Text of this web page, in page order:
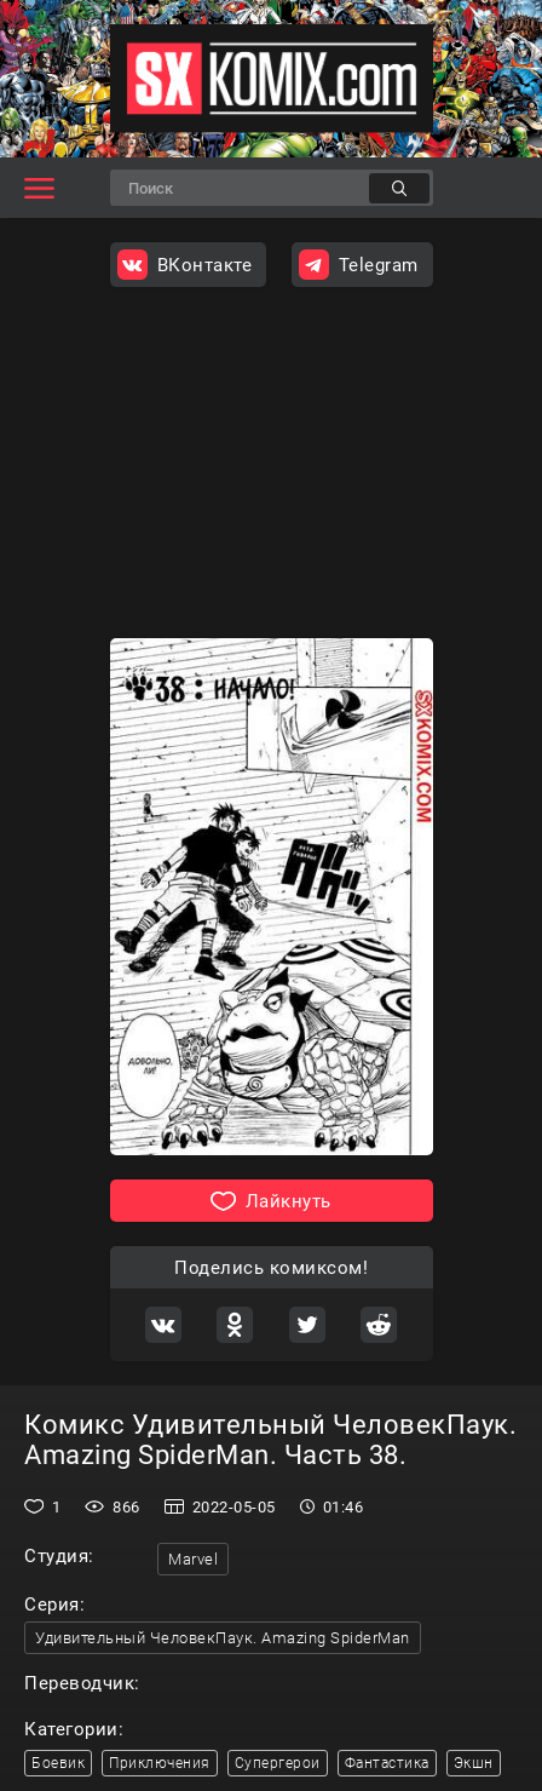
ВКонтакте Telegram
Лайкнуть
Поделись комиксом!
Комикс Удивительный ЧеловекПаук.
Amazing SpiderMan. Часть 38.
1 866 2022-05-05 01:46
Студия: Marvel
Серия:
Удивительный ЧеловекПаук. Amazing SpiderMan
Переводчик:
Категории:
Боевик Приключения Супергерои Фантастика Экшн